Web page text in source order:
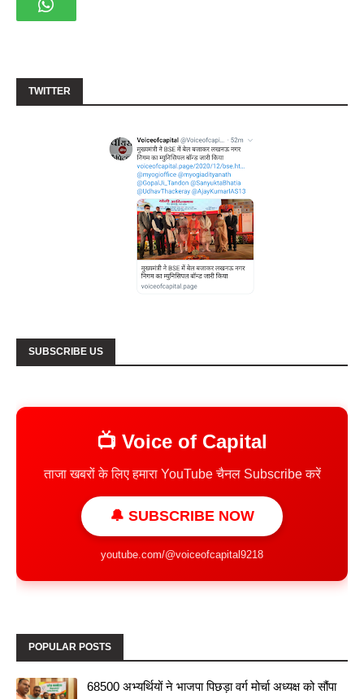
TWITTER
SUBSCRIBE US
📺 Voice of Capital
ताजा खबरों के लिए हमारा YouTube चैनल Subscribe करें
🔔 SUBSCRIBE NOW
youtube.com/@voiceofcapital9218
POPULAR POSTS
68500 अभ्यर्थियों ने भाजपा पिछड़ा वर्ग मोर्चा अध्यक्ष को सौंपा